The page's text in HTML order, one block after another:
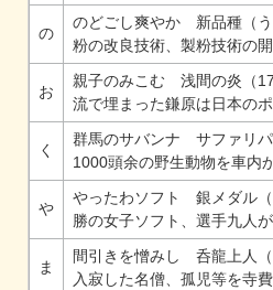
の
のどごし爽やか 新品種（
粉の改良技術、製粉技術の開
お
親子のみこむ 浅間の炎（
流で埋まった鎌原は日本のポ
く
群馬のサバンナ サファリ
1000頭余の野生動物を車内
や
やったわソフト 銀メダル
勝の女子ソフト、選手九人が
ま
間引きを憎みし 呑龍上人
入寂した名僧、孤児等を寺費